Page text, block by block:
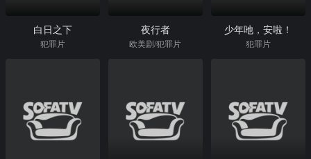
白日之下
犯罪片
夜行者
欧美剧/犯罪片
少年吔，安啦！
犯罪片